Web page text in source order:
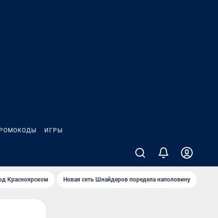
ИГРЫ
Крaсноярском Новая сеть Шнайдеров поредела наполовину